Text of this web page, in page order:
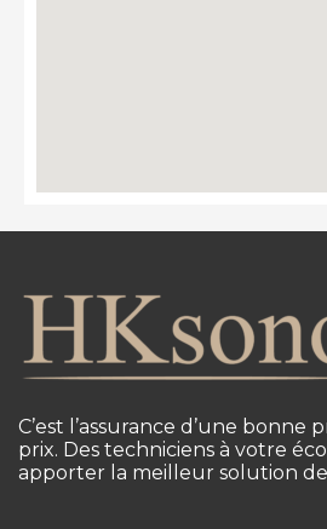
C’est l’assurance d’une
prix. Des techniciens à votre
apporter la meilleur solution de